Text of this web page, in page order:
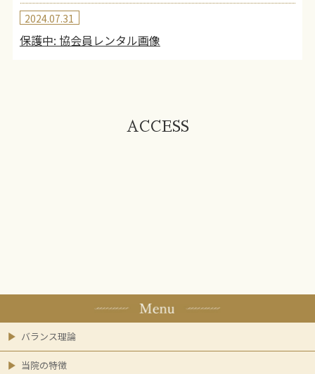
保護中: 協会員レンタル画像
2024.07.31
ACCESS
バランス理論
当院の特徴